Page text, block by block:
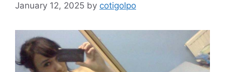
January 12, 2025 by cotigolpo